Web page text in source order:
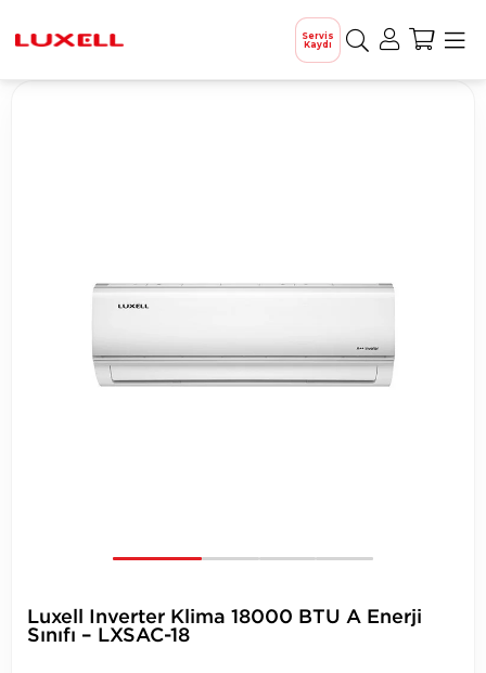
Servis
Kaydı
Luxell Inverter Klima 18000 BTU A Enerji
Sınıfı – LXSAC-18